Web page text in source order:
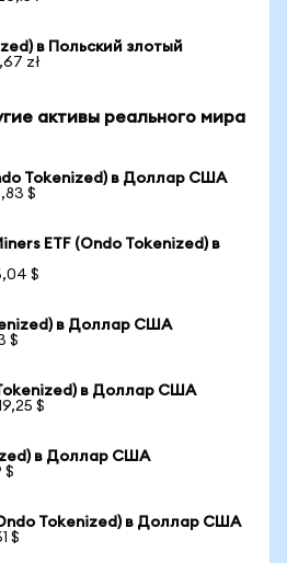
в Польский злотый
zł
активы реального мира
Tokenized) в Доллар США
$
ETF (Ondo Tokenized) в
$
в Доллар США
$
в Доллар США
$
в Доллар США
$
Tokenized) в Доллар США
$